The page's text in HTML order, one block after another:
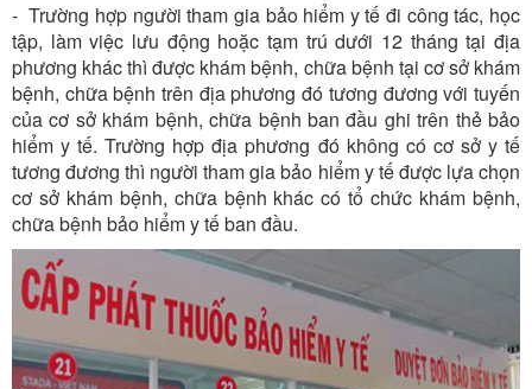
- Trường hợp người tham gia bảo hiểm y tế đi công tác, học
tập, làm việc lưu động hoặc tạm trú dưới 12 tháng tại địa
phương khác thì được khám bệnh, chữa bệnh tại cơ sở khám
bệnh, chữa bệnh trên địa phương đó tương đương với tuyến
của cơ sở khám bệnh, chữa bệnh ban đầu ghi trên thẻ bảo
hiểm y tế. Trường hợp địa phương đó không có cơ sở y tế
tương đương thì người tham gia bảo hiểm y tế được lựa chọn
cơ sở khám bệnh, chữa bệnh khác có tổ chức khám bệnh,
chữa bệnh bảo hiểm y tế ban đầu.